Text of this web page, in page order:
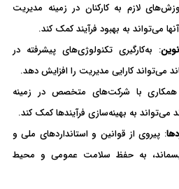
لازم به کارکنان در زمینه مدیریت
می‌تواند به بهبود فرآیند کمک کند.
: به‌کارگیری تکنولوژی‌های پیشرفته در
می‌تواند کارایی مدیریت را افزایش دهد.
با شرکت‌های متخصص در زمینه
می‌تواند به بهینه‌سازی فرآیندها کمک کند.
: پیروی از قوانین و استانداردهای ملی و
پسماند، به حفظ سلامت عمومی و محیط